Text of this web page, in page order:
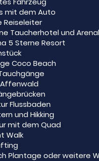
mit dem Auto
Reiseleiter
Taucherhotel und
5 Sterne Resort
Coco Beach
Flussbaden
und Hikking
mit dem Quad
Walk
Plantage oder weitere